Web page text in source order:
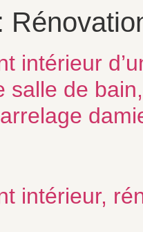
intérieur
salle de
intérieur,